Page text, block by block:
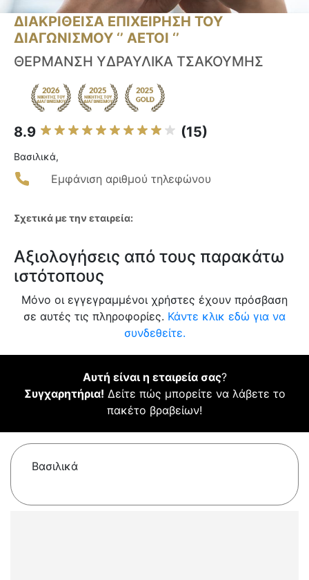
ΔΙΑΚΡΙΘΕΙΣΑ ΕΠΙΧΕΙΡΗΣΗ ΤΟΥ
ΔΙΑΓΩΝΙΣΜΟΥ ‘’ ΑΕΤΟΙ ‘’
ΘΕΡΜΑΝΣΗ ΥΔΡΑΥΛΙΚΑ ΤΣΑΚΟΥΜΗΣ
8.9 (15)
Βασιλικά,
Εμφάνιση αριθμού τηλεφώνου
Σχετικά με την εταιρεία:
Αξιολογήσεις από τους παρακάτω
ιστότοπους
Μόνο οι εγγεγραμμένοι χρήστες έχουν πρόσβαση
σε αυτές τις πληροφορίες. Κάντε κλικ εδώ για να
συνδεθείτε.
Αυτή είναι η εταιρεία σας?
Συγχαρητήρια! Δείτε πώς μπορείτε να λάβετε το
πακέτο βραβείων!
Βασιλικά